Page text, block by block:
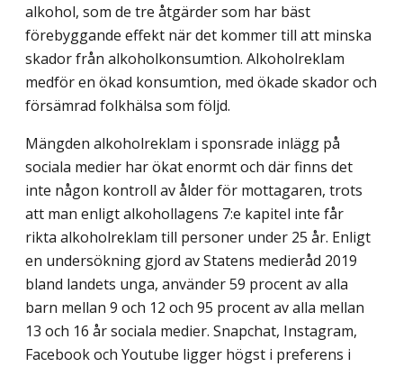
alkohol, som de tre åtgärder som har bäst
förebyggande effekt när det kommer till att minska
skador från alkoholkonsumtion. Alkoholreklam
medför en ökad konsumtion, med ökade skador och
försämrad folkhälsa som följd.
Mängden alkoholreklam i sponsrade inlägg på
sociala medier har ökat enormt och där finns det
inte någon kontroll av ålder för mottagaren, trots
att man enligt alkohol­lagens 7:e kapitel inte får
rikta alkoholreklam till personer under 25 år. Enligt
en under­sökning gjord av Statens medieråd 2019
bland landets unga, använder 59 procent av alla
barn mellan 9 och 12 och 95 procent av alla mellan
13 och 16 år sociala medier. Snapchat, Instagram,
Facebook och Youtube ligger högst i preferens i